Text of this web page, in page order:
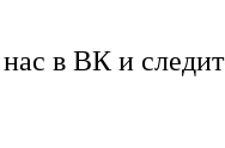
в ВК и